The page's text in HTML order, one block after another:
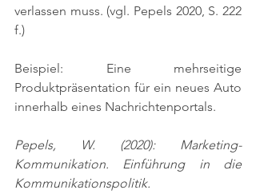
verlassen muss. (vgl. Pepels 2020, S. 222
f.)
Beispiel: Eine mehrseitige
Produktpräsentation für ein neues Auto
innerhalb eines Nachrichtenportals.
Pepels, W. (2020): Marketing-
Kommunikation. Einführung in die
Kommunikationspolitik.